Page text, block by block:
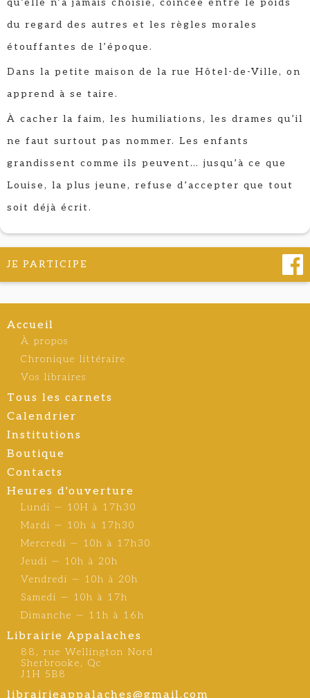
qu’elle n’a jamais choisie, coincée entre le poids
du regard des autres et les règles morales
étouffantes de l’époque.
Dans la petite maison de la rue Hôtel-de-Ville, on
apprend à se taire.
À cacher la faim, les humiliations, les drames qu’il
ne faut surtout pas nommer. Les enfants
grandissent comme ils peuvent… jusqu’à ce que
Louise, la plus jeune, refuse d’accepter que tout
soit déjà écrit.
JE PARTICIPE
Accueil
À propos
Chronique littéraire
Vos libraires
Tous les carnets
Calendrier
Institutions
Boutique
Contacts
Heures d'ouverture
Lundi — 10H à 17h30
Mardi — 10h à 17h30
Mercredi — 10h à 17h30
Jeudi — 10h à 20h
Vendredi — 10h à 20h
Samedi — 10h à 17h
Dimanche — 11h à 16h
Librairie Appalaches
88, rue Wellington Nord
Sherbrooke, Qc
J1H 5B8
librairieappalaches@gmail.com